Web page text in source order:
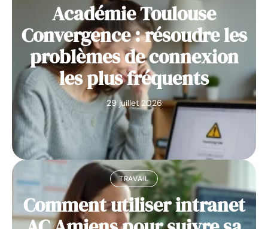
Académie Toulouse
Convergence : résoudre les
problèmes de connexion
les plus fréquents
29 juillet 2026
TRAVAIL
Comment utiliser intranet